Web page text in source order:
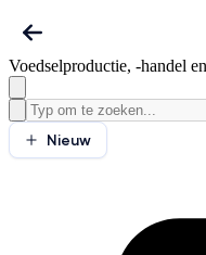
Voedselproductie, -handel
Nieuw